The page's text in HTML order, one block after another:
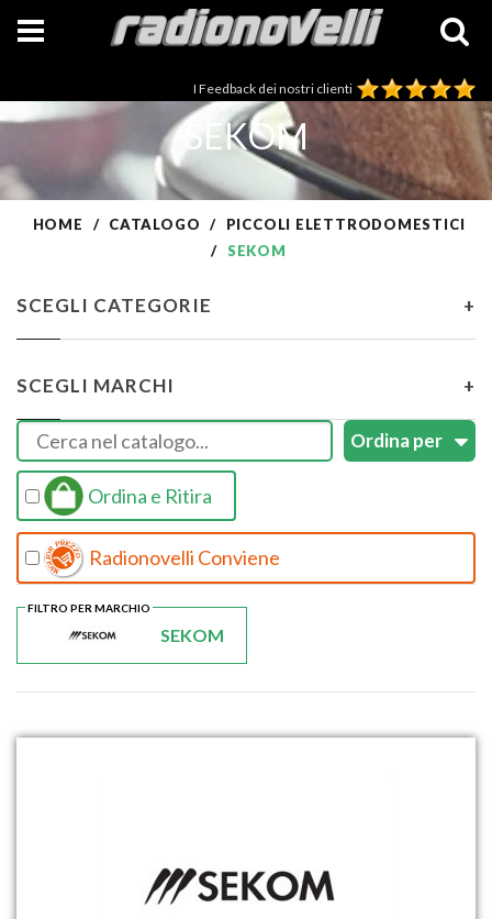
I Feedback dei nostri clienti
SEKOM
HOME CATALOGO
PICCOLI ELETTRODOMESTICI
SEKOM
SCEGLI CATEGORIE +
SCEGLI MARCHI +
Ordina e Ritira
Radionovelli Conviene
SEKOM
FILTRO PER MARCHIO